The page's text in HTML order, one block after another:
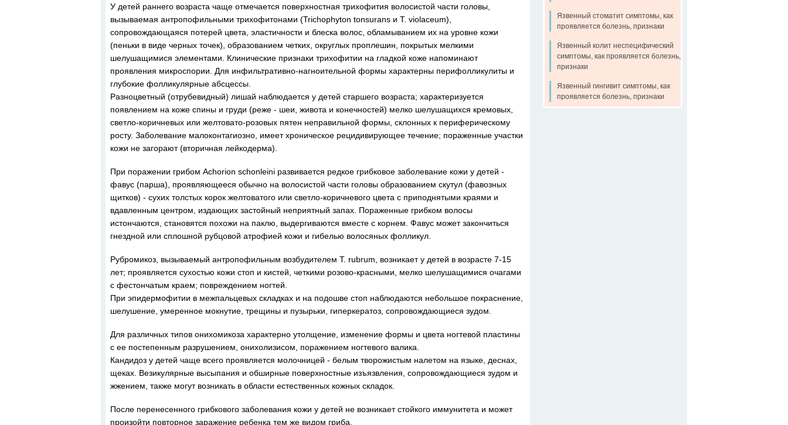
У детей раннего возраста чаще отмечается поверхностная трихофития волосистой части головы,
вызываемая антропофильными трихофитонами (Trichophyton tonsurans и T. violaceum),
сопровождающаяся потерей цвета, эластичности и блеска волос, обламыванием их на уровне кожи
(пеньки в виде черных точек), образованием четких, округлых проплешин, покрытых мелкими
шелушащимися элементами. Клинические признаки трихофитии на гладкой коже напоминают
проявления микроспории. Для инфильтративно-нагноительной формы характерны перифолликулиты и
глубокие фолликулярные абсцессы.
Разноцветный (отрубевидный) лишай наблюдается у детей старшего возраста; характеризуется
появлением на коже спины и груди (реже - шеи, живота и конечностей) мелко шелушащихся кремовых,
светло-коричневых или желтовато-розовых пятен неправильной формы, склонных к периферическому
росту. Заболевание малоконтагиозно, имеет хроническое рецидивирующее течение; пораженные участки
кожи не загорают (вторичная лейкодерма).
При поражении грибом Achorion schonleini развивается редкое грибковое заболевание кожи у детей -
фавус (парша), проявляющееся обычно на волосистой части головы образованием скутул (фавозных
щитков) - сухих толстых корок желтоватого или светло-коричневого цвета с приподнятыми краями и
вдавленным центром, издающих застойный неприятный запах. Пораженные грибком волосы
истончаются, становятся похожи на паклю, выдергиваются вместе с корнем. Фавус может закончиться
гнездной или сплошной рубцовой атрофией кожи и гибелью волосяных фолликул.
Рубромикоз, вызываемый антропофильным возбудителем T. rubrum, возникает у детей в возрасте 7-15
лет; проявляется сухостью кожи стоп и кистей, четкими розово-красными, мелко шелушащимися очагами
с фестончатым краем; повреждением ногтей.
При эпидермофитии в межпальцевых складках и на подошве стоп наблюдаются небольшое покраснение,
шелушение, умеренное мокнутие, трещины и пузырьки, гиперкератоз, сопровождающиеся зудом.
Для различных типов онихомикоза характерно утолщение, изменение формы и цвета ногтевой пластины
с ее постепенным разрушением, онихолизисом, поражением ногтевого валика.
Кандидоз у детей чаще всего проявляется молочницей - белым творожистым налетом на языке, деснах,
щеках. Везикулярные высыпания и обширные поверхностные изъязвления, сопровождающиеся зудом и
жжением, также могут возникать в области естественных кожных складок.
После перенесенного грибкового заболевания кожи у детей не возникает стойкого иммунитета и может
произойти повторное заражение ребенка тем же видом гриба.
Язвенный стоматит симптомы, как
проявляется болезнь, признаки
Язвенный колит неспецифический
симптомы, как проявляется болезнь,
признаки
Язвенный гингивит симптомы, как
проявляется болезнь, признаки